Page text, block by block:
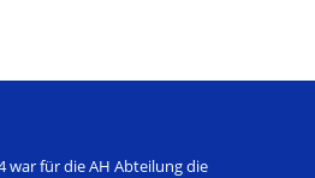
war für die AH Abteilung die